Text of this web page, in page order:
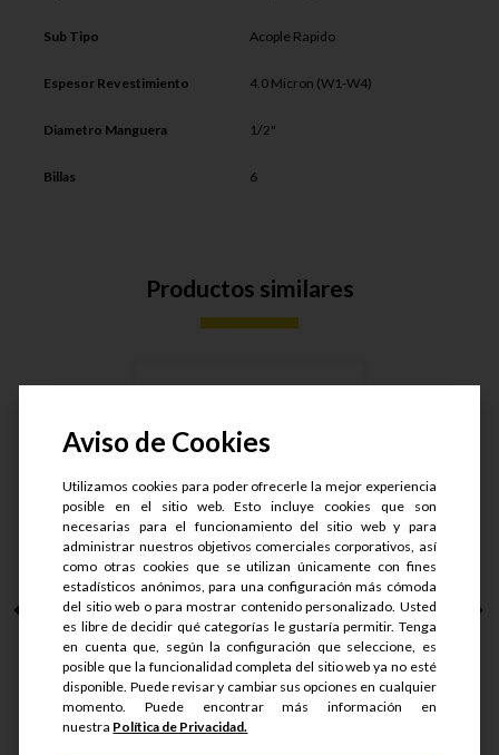
Sub Tipo Acople Rapido
Espesor Revestimiento 4.0 Micron (W1-W4)
Diametro Manguera 1/2"
Billas 6
Productos similares
CONECTOR HEMBRA
1/4NPT PAR....
S/.16.35
S/.12.27
Aviso de Cookies
Utilizamos cookies para poder ofrecerle la mejor experiencia
posible en el sitio web. Esto incluye cookies que son
necesarias para el funcionamiento del sitio web y para
administrar nuestros objetivos comerciales corporativos, así
como otras cookies que se utilizan únicamente con fines
estadísticos anónimos, para una configuración más cómoda
del sitio web o para mostrar contenido personalizado. Usted
es libre de decidir qué categorías le gustaría permitir. Tenga
en cuenta que, según la configuración que seleccione, es
posible que la funcionalidad completa del sitio web ya no esté
disponible. Puede revisar y cambiar sus opciones en cualquier
momento. Puede encontrar más información en
nuestra Política de Privacidad.